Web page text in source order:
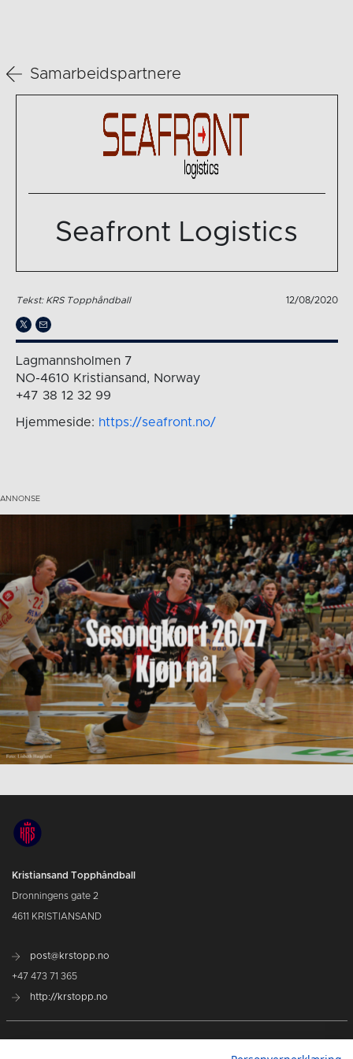
Samarbeidspartnere
Seafront Logistics
Tekst: KRS Topphåndball 12/08/2020
Lagmannsholmen 7
NO-4610 Kristiansand, Norway
+47 38 12 32 99
Hjemmeside: https://seafront.no/
Kristiansand Topphåndball
Dronningens gate 2
4611 KRISTIANSAND
post@krstopp.no
+47 473 71 365
http://krstopp.no